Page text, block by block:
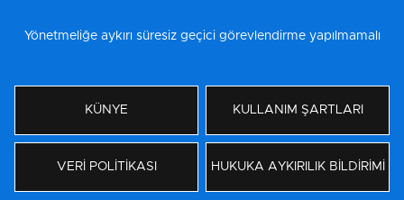
Yönetmeliğe aykırı süresiz geçici görevlendirme yapılmamalı
KÜNYE KULLANIM ŞARTLARI
VERİ POLİTİKASI HUKUKA AYKIRILIK BİLDİRİMİ